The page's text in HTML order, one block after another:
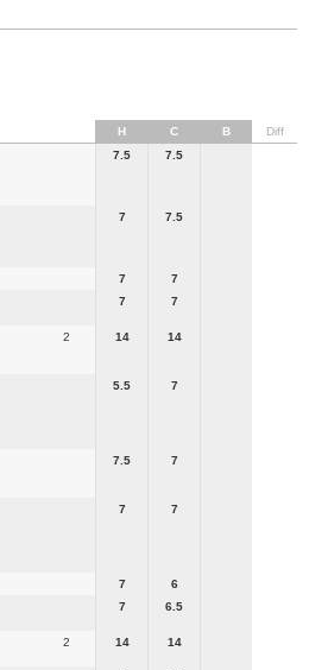
H C B
Diff
7.5 7.5
7 7.5
7
7
7 7
2 14 14
5.5 7
7.5 7
7 7
7
6
7 6.5
2 14 14